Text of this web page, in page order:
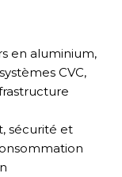
en aluminium,
CVC,
sécurité et